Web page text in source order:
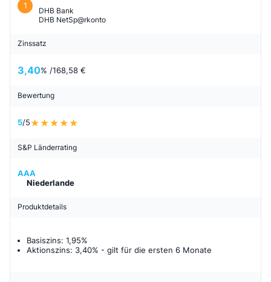
1
DHB Bank
DHB NetSp@rkonto
Zinssatz
3,40% /168,58 €
Bewertung
5/5
S&P Länderrating
AAA
Niederlande
Produktdetails
Basiszins: 1,95%
Aktionszins: 3,40% - gilt für die ersten 6 Monate